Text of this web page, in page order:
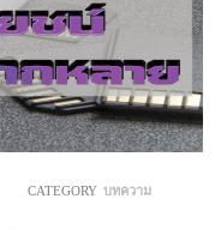
CATEGORY บทความ